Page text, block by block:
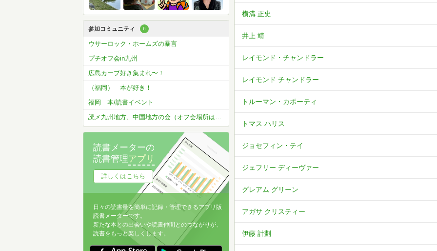
参加コミュニティ 6
ウサーロック・ホームズの暴言
プチオフ会in九州
広島カープ好き集まれ〜！
（福岡） 本が好き！
福岡 本/読書イベント
読メ九州地方、中国地方の会（オフ会場所は福岡）
読書メーターの
読書管理アプリ
詳しくはこちら
日々の読書量を簡単に記録・管理できるアプリ版
読書メーターです。
新たな本との出会いや読書仲間とのつながりが、
読書をもっと楽しくします。
横溝 正史
井上 靖
レイモンド・チャンドラー
レイモンド チャンドラー
トルーマン・カポーティ
トマス ハリス
ジョセフィン・テイ
ジェフリー ディーヴァー
グレアム グリーン
アガサ クリスティー
伊藤 計劃